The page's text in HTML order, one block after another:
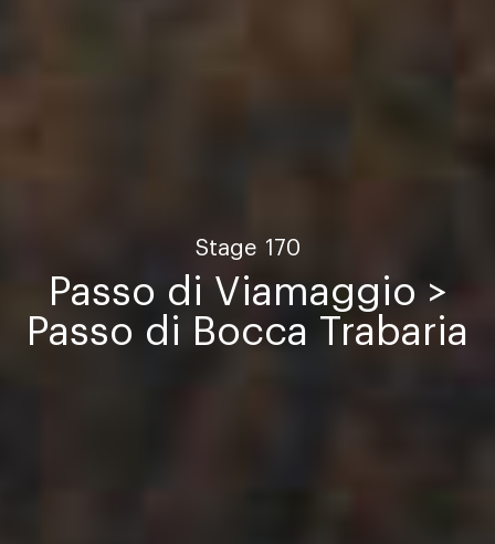
Stage 170
Passo di Viamaggio >
Passo di Bocca Trabaria